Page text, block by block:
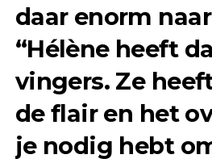
daar enorm
“Hélène heeft
vingers. Ze
de flair en het
je nodig hebt